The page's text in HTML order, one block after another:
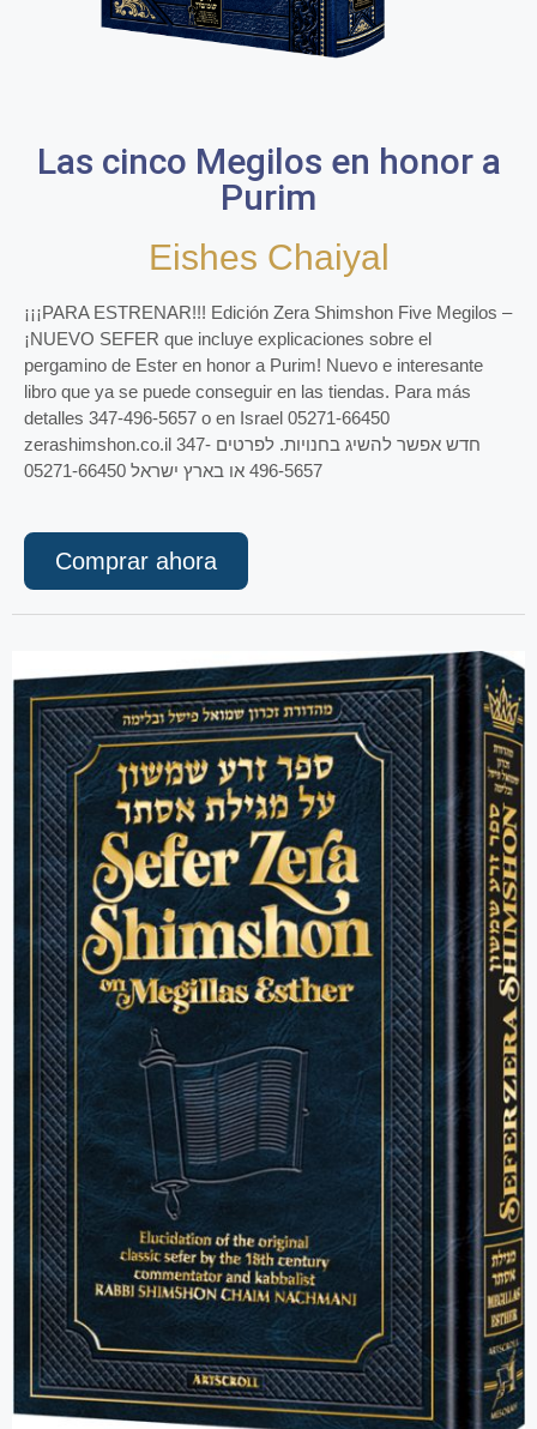
Las cinco Megilos en honor a
Purim
Eishes Chaiyal
¡¡¡PARA ESTRENAR!!! Edición Zera Shimshon Five Megilos –
¡NUEVO SEFER que incluye explicaciones sobre el
pergamino de Ester en honor a Purim! Nuevo e interesante
libro que ya se puede conseguir en las tiendas. Para más
detalles 347-496-5657 o en Israel 05271-66450
zerashimshon.co.il חדש אפשר להשיג בחנויות. לפרטים 347-
Comprar ahora